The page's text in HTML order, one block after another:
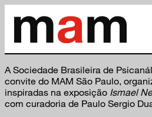
A Sociedade Brasileira de
convite do MAM São Paulo,
inspiradas na exposição Ismael
com curadoria de Paulo Sergio